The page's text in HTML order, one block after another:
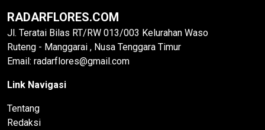
RADARFLORES.COM
Jl. Teratai Bilas RT/RW 013/003 Kelurahan Waso
Ruteng - Manggarai , Nusa Tenggara Timur
Email: radarflores@gmail.com
Link Navigasi
Tentang
Redaksi